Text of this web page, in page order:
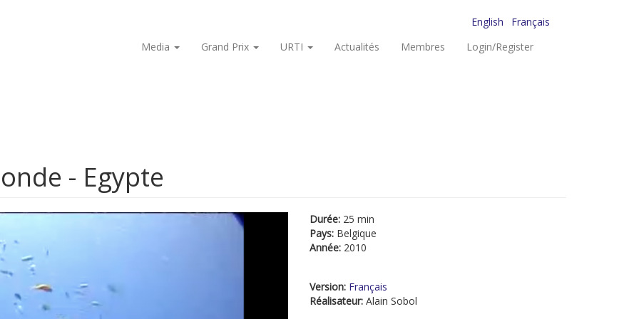
English
Français
Media
Grand Prix URTI Actualités Membres Login/Register
- Egypte
Durée: 25 min
Pays: Belgique
Année: 2010
Version: Français
Réalisateur: Alain Sobol